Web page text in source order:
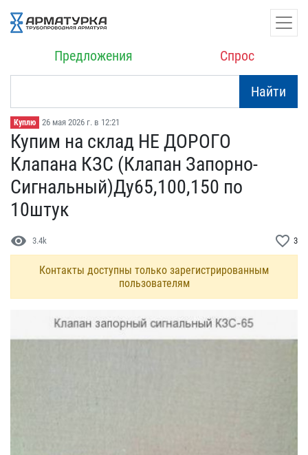
Предложения Спрос
Найти
Куплю 26 мая 2026 г. в 12:21
Купим на склад НЕ ДОРОГ​О
Клапана КЗС (Клапан З​апорно-
Сигнальный)Ду65,1​00,150 по
10штук
visibility 3.4k favorite_border 3
Контакты доступны только зарегистрированным
пользователям